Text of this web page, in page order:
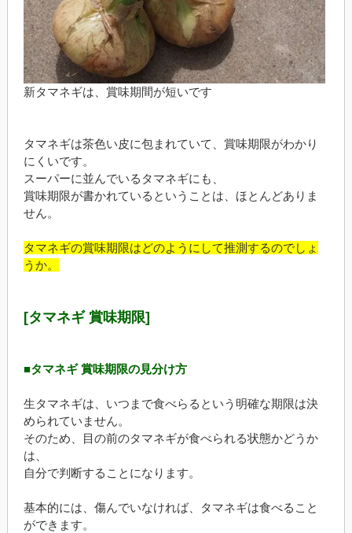
新タマネギは、賞味期間が短いです
タマネギは茶色い皮に包まれていて、賞味期限がわかり
にくいです。
スーパーに並んでいるタマネギにも、
賞味期限が書かれているということは、ほとんどありま
せん。
タマネギの賞味期限はどのようにして推測するのでしょ
うか。
[タマネギ 賞味期限]
■タマネギ 賞味期限の見分け方
生タマネギは、いつまで食べらるという明確な期限は決
められていません。
そのため、目の前のタマネギが食べられる状態かどうか
は、
自分で判断することになります。
基本的には、傷んでいなければ、タマネギは食べること
ができます。